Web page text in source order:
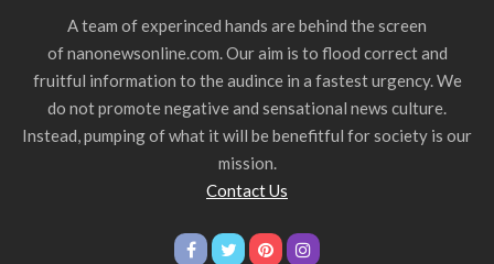
A team of experinced hands are behind the screen
of nanonewsonline.com. Our aim is to flood correct and
fruitful information to the audince in a fastest urgency. We
do not promote negative and sensational news culture.
Instead, pumping of what it will be benefitful for society is our
mission.
Contact Us